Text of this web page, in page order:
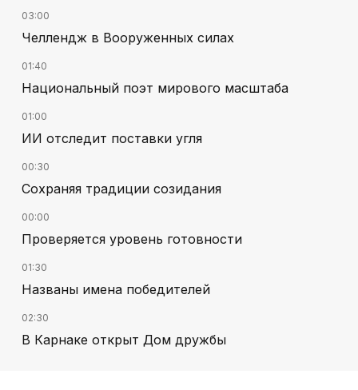
03:00
Челлендж в Вооруженных силах
01:40
Национальный поэт мирового масштаба
01:00
ИИ отследит поставки угля
00:30
Сохраняя традиции созидания
00:00
Проверяется уровень готовности
01:30
Названы имена победителей
02:30
В Карнаке открыт Дом дружбы